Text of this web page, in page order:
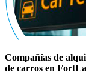
Compañías de
de carros en